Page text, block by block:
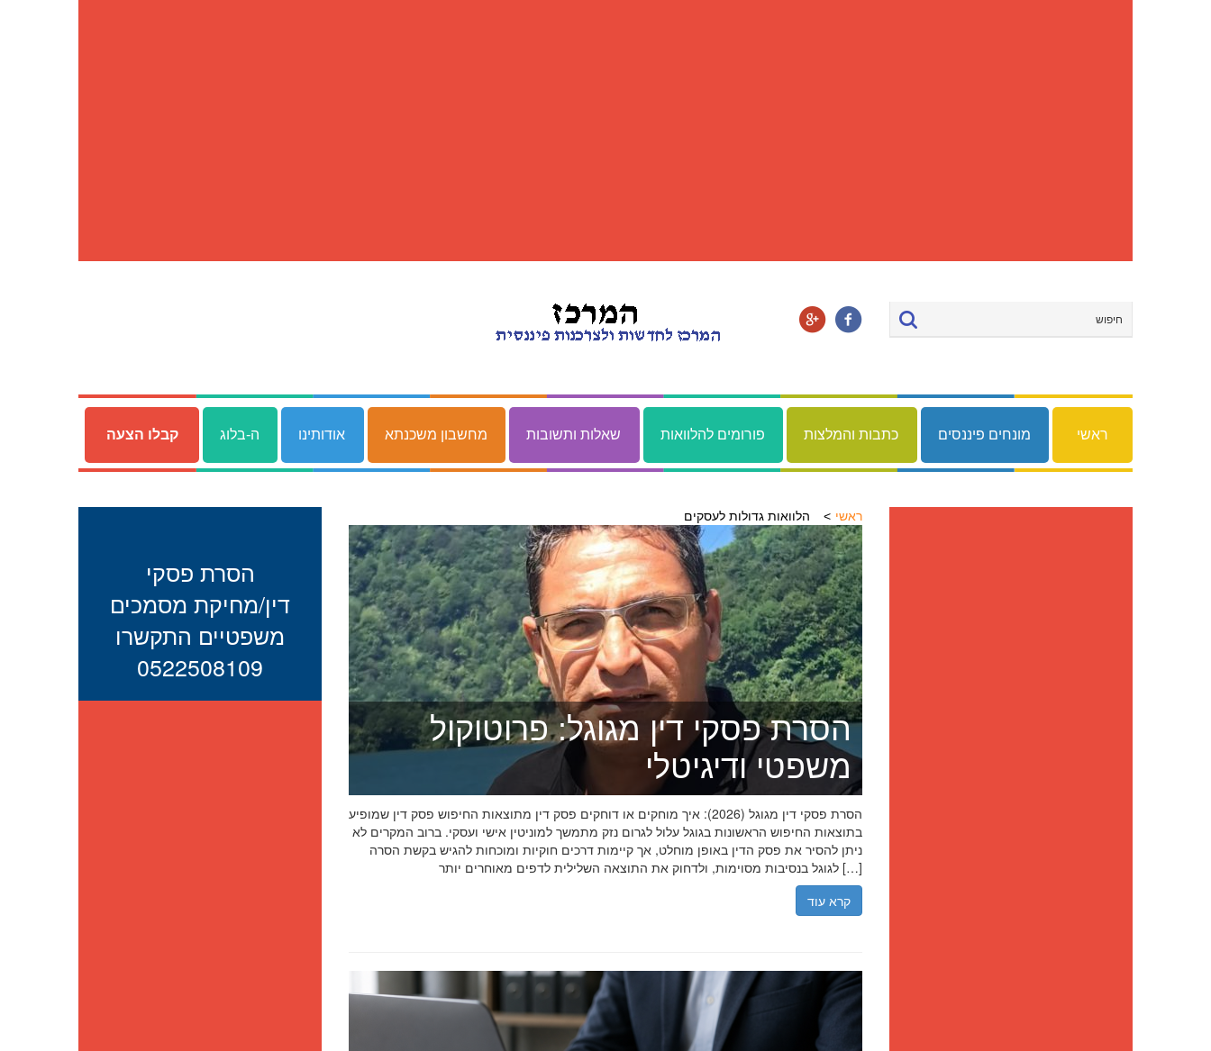
ראשי מונחים פיננסים כתבות והמלצות פורומים להלוואות שאלות ותשובות מחשבון משכנתא אודותינו ה-בלוג קבלו הצעה
ראשי הלוואות גדולות לעסקים
הסרת פסקי דין מגוגל: פרוטוקול
משפטי ודיגיטלי
הסרת פסקי דין מגוגל (2026): איך מוחקים או דוחקים פסק דין מתוצאות החיפוש פסק דין שמופיע
בתוצאות החיפוש הראשונות בגוגל עלול לגרום נזק מתמשך למוניטין אישי ועסקי. ברוב המקרים לא
ניתן להסיר את פסק הדין באופן מוחלט, אך קיימות דרכים חוקיות ומוכחות להגיש בקשת הסרה
לגוגל בנסיבות מסוימות, ולדחוק את התוצאה השלילית לדפים מאוחרים יותר […]
קרא עוד
הסרת פסקי
דין/מחיקת מסמכים
משפטיים התקשרו
0522508109